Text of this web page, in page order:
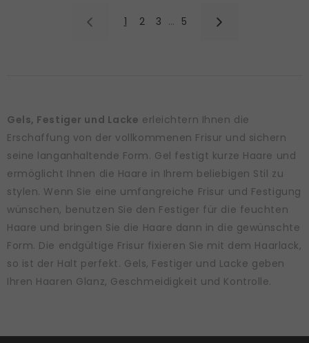
1 2 3 … 5
Gels, Festiger und Lacke erleichtern Ihnen die
Erschaffung von der vollkommenen Frisur und sichern
seine langanhaltende Form. Gel festigt kurze Haare und
ermöglicht Ihnen die Haare in Ihrem beliebigen Stil zu
stylen. Wenn Sie eine umfangreiche Frisur und Festigung
wünschen, benutzen Sie den Festiger für die feuchten
Haare und bringen Sie die Haare dann in die gewünschte
Form. Die endgültige Frisur fixieren Sie mit dem Haarlack,
so ist der Halt perfekt. Gels, Festiger und Lacke geben
Ihren Haaren Glanz, Geschmeidigkeit und Kontrolle.